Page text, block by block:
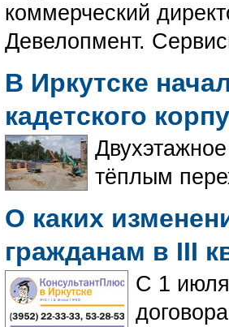
коммерческий
Девелопмент.
В Иркутске
кадетского
тёплым
О каких
гражданам в III
С 1